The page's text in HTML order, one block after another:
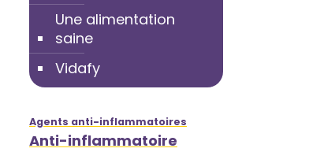
Une alimentation
saine
Vidafy
Agents anti-inflammatoires
Anti-inflammatoire